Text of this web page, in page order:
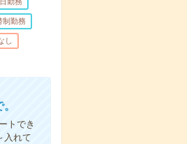
制勤務
し
トでき
入れて